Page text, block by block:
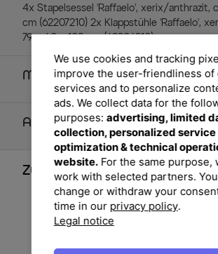
4x Stapelsessel 'Raffaelo', xerix/anthrazit,
cm (62207210) 2x Klappstühle 'Raffaelo',
79 x 60 x 109 cm (62206210)
Maße
Artikelmerkmale &
Zubehör
We use cookies and tracking
improve the user-friendliness of
services and to personalize
ads. We collect data for the
purposes: advertising, limited
collection, personalized service
optimization & technical
website.For the same purpose,
work with selected partners.
change or withdraw your
time in our privacy policy.
Legal notice